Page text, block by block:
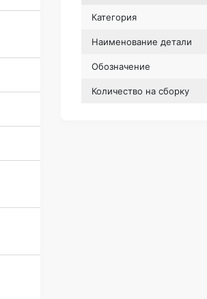
Категория
Наименование детали
Обозначение
Количество на сборку